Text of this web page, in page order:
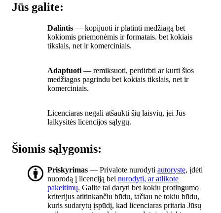
Jūs galite:
Dalintis — kopijuoti ir platinti medžiagą bet
kokiomis priemonėmis ir formatais. bet kokiais
tikslais, net ir komerciniais.
Adaptuoti — remiksuoti, perdirbti ar kurti šios
medžiagos pagrindu bet kokiais tikslais, net ir
komerciniais.
Licenciaras negali atšaukti šių laisvių, jei Jūs
laikysitės licencijos sąlygų.
Šiomis sąlygomis:
Priskyrimas — Privalote nurodyti autorystę, įdėti
nuorodą į licenciją bei nurodyti, ar atlikote
pakeitimų. Galite tai daryti bet kokiu protingumo
kriterijus atitinkančiu būdu, tačiau ne tokiu būdu,
kuris sudarytų įspūdį, kad licenciaras pritaria Jūsų